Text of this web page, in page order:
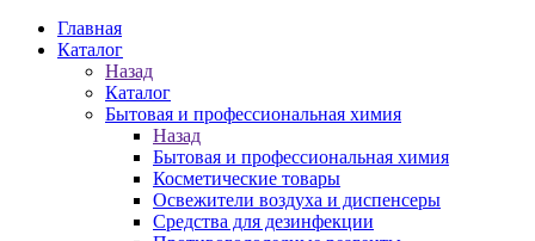
Главная
Каталог
Назад
Каталог
Бытовая и профессиональная химия
Назад
Бытовая и профессиональная химия
Косметические товары
Освежители воздуха и диспенсеры
Средства для дезинфекции